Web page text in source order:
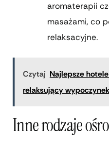
aromaterapii
masażami, co
relaksacyjne.
Czytaj Najlepsze
relaksujący wypoczynek
Inne rodzaje